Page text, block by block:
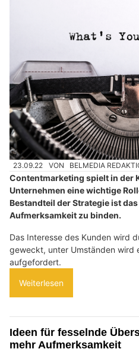
23.09.22 VON BELMEDIA
Contentmarketing spielt in der
Unternehmen eine wichtige
Bestandteil der Strategie ist
Aufmerksamkeit zu binden.
Das Interesse des Kunden wird
geweckt, unter Umständen wird
aufgefordert.
Weiterlesen
Ideen für fesselnde
mehr Aufmerksamkeit